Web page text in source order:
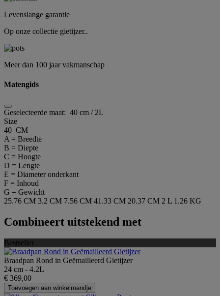
Levenslange garantie
Op onze collectie gietijzer..
Meer dan 100 jaar vakmanschap
Matengids
Geselecteerde maat: 40 cm / 2L
Size
40 CM
A = Breedte
B = Diepte
C = Hoogte
D = Lengte
E = Diameter onderkant
F = Inhoud
G = Gewicht
25.76 CM 3.2 CM 7.56 CM 41.33 CM 20.37 CM 2 L 1.26 KG
Combineert uitstekend met
Bestseller
Braadpan Rond in Geëmailleerd Gietijzer
24 cm - 4.2L
€ 369,00
Toevoegen aan winkelmandje